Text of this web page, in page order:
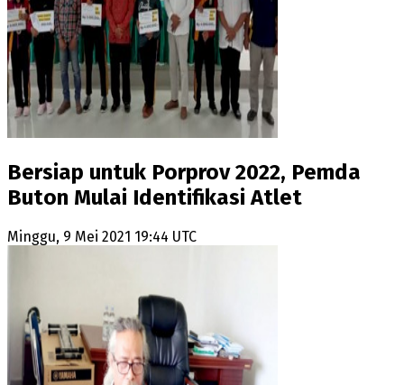
Bersiap untuk Porprov 2022, Pemda
Buton Mulai Identifikasi Atlet
Minggu, 9 Mei 2021 19:44 UTC